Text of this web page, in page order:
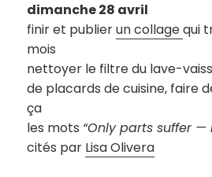
dimanche 28 avril
finir et publierun collagequi
mois
nettoyer le filtre du lave-
de placards de cuisine, faire
ça
les mots “Only parts suffer —
cités par Lisa Olivera